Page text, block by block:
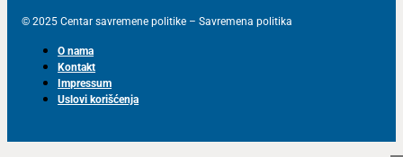
© 2025 Centar savremene politike – Savremena politika
O nama
Kontakt
Impressum
Uslovi korišćenja